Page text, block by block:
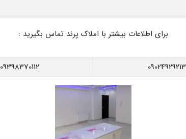
برای اطلاعات بیشتر با املاک پرند تماس بگیرید :
09024929213
09398370112